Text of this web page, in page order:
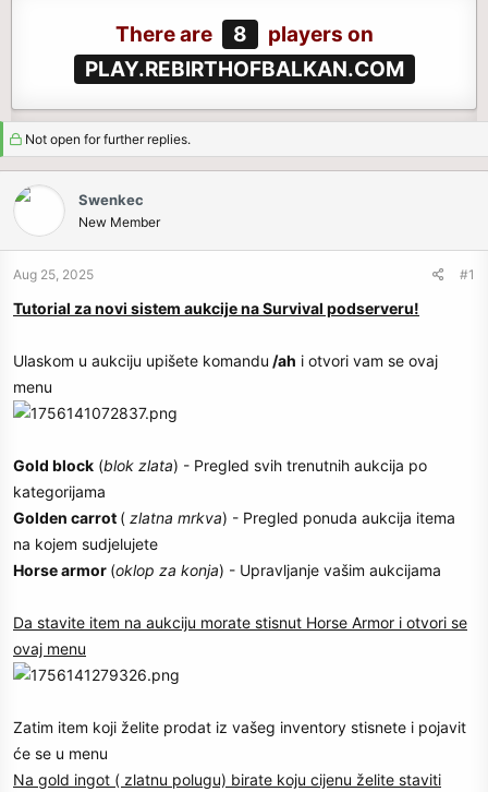
a
r
t
t
d
a
e
There are 8
players on
PLAY.REBIRTHOFBALKAN.COM
Not open for further replies.
Swenkec
New Member
Aug 25, 2025 #1
Tutorial za novi sistem aukcije na Survival podserveru!
Ulaskom u aukciju upišete komandu /ah i otvori vam se ovaj
menu
Gold block (blok zlata) - Pregled svih trenutnih aukcija po
kategorijama
Golden carrot ( zlatna mrkva) - Pregled ponuda aukcija itema
na kojem sudjelujete
Horse armor (oklop za konja) - Upravljanje vašim aukcijama
Da stavite item na aukciju morate stisnut Horse Armor i otvori se
ovaj menu
Zatim item koji želite prodat iz vašeg inventory stisnete i pojavit
će se u menu
Na gold ingot ( zlatnu polugu) birate koju cijenu želite staviti